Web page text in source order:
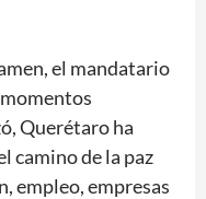
el mandatario
Querétaro ha
camino de la paz
empleo, empresas